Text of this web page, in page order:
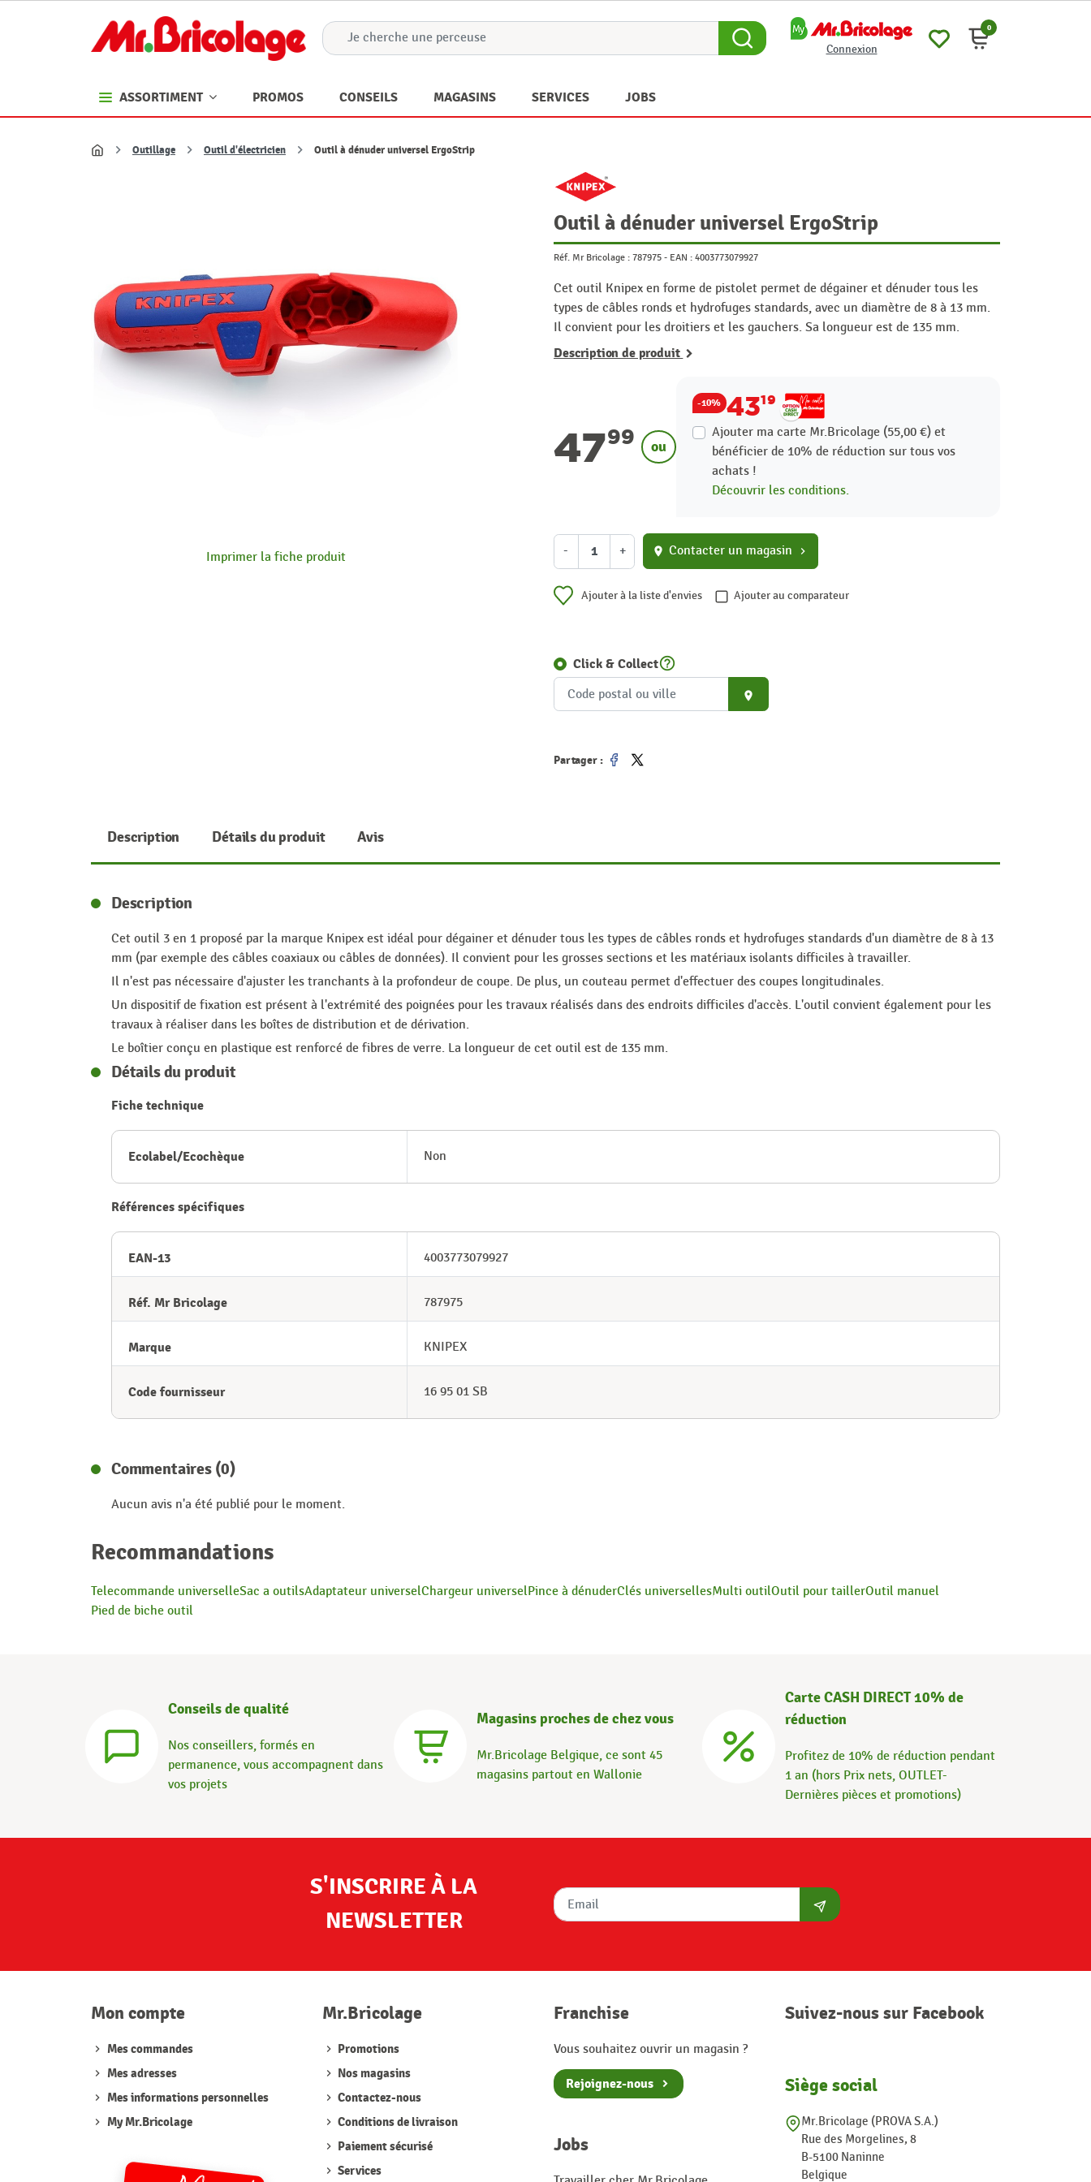
Connexion
0
ASSORTIMENT PROMOS CONSEILS MAGASINS SERVICES JOBS
Accueil
Outillage Outil d'électricien Outil à dénuder universel ErgoStrip
Imprimer la fiche produit
Outil à dénuder universel ErgoStrip
Réf. Mr Bricolage : 787975 - EAN : 4003773079927
Cet outil Knipex en forme de pistolet permet de dégainer et dénuder tous les
types de câbles ronds et hydrofuges standards, avec un diamètre de 8 à 13 mm.
Il convient pour les droitiers et les gauchers. Sa longueur est de 135 mm.
Description de produit
4799 ou
-10% 4319
Ajouter ma carte Mr.Bricolage (55,00 €) et
bénéficier de 10% de réduction sur tous vos
achats !
Découvrir les conditions.
- + location_on Contacter un magasin chevron_right
Ajouter à la liste d'envies Ajouter au comparateur
Click & Collecthelp_outline
place
Partager :
Description Détails du produit Avis
Description
Cet outil 3 en 1 proposé par la marque Knipex est idéal pour dégainer et dénuder tous les types de câbles ronds et hydrofuges standards d'un diamètre de 8 à 13
mm (par exemple des câbles coaxiaux ou câbles de données). Il convient pour les grosses sections et les matériaux isolants difficiles à travailler.
Il n'est pas nécessaire d'ajuster les tranchants à la profondeur de coupe. De plus, un couteau permet d'effectuer des coupes longitudinales.
Un dispositif de fixation est présent à l'extrémité des poignées pour les travaux réalisés dans des endroits difficiles d'accès. L'outil convient également pour les
travaux à réaliser dans les boîtes de distribution et de dérivation.
Le boîtier conçu en plastique est renforcé de fibres de verre. La longueur de cet outil est de 135 mm.
Détails du produit
Fiche technique
Ecolabel/Ecochèque Non
Références spécifiques
EAN-13 4003773079927
Réf. Mr Bricolage 787975
Marque KNIPEX
Code fournisseur 16 95 01 SB
Commentaires (0)
Aucun avis n'a été publié pour le moment.
Recommandations
Telecommande universelleSac a outilsAdaptateur universelChargeur universelPince à dénuderClés universellesMulti outilOutil pour taillerOutil manuel
Pied de biche outil
Conseils de qualité
Nos conseillers, formés en
permanence, vous accompagnent dans
vos projets
Magasins proches de chez vous
Mr.Bricolage Belgique, ce sont 45
magasins partout en Wallonie
Carte CASH DIRECT 10% de
réduction
Profitez de 10% de réduction pendant
1 an (hors Prix nets, OUTLET-
Dernières pièces et promotions)
S'INSCRIRE À LA
NEWSLETTER
S'abonner
Mon compte
Mes commandes
Mes adresses
Mes informations personnelles
My Mr.Bricolage
Mr.Bricolage
Promotions
Nos magasins
Contactez-nous
Conditions de livraison
Paiement sécurisé
Services
Franchise
Vous souhaitez ouvrir un magasin ?
Rejoignez-nous
Jobs
Suivez-nous sur Facebook
Siège social
Mr.Bricolage (PROVA S.A.)
Rue des Morgelines, 8
B-5100 Naninne
Belgique